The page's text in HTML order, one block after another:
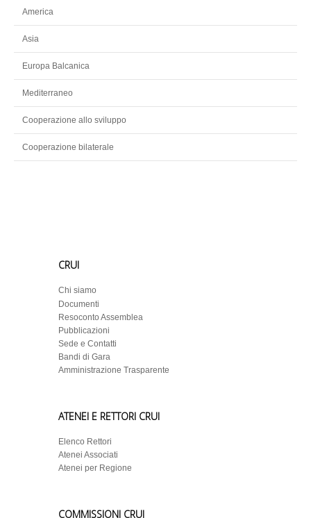
America
Asia
Europa Balcanica
Mediterraneo
Cooperazione allo sviluppo
Cooperazione bilaterale
CRUI
Chi siamo
Documenti
Resoconto Assemblea
Pubblicazioni
Sede e Contatti
Bandi di Gara
Amministrazione Trasparente
ATENEI E RETTORI CRUI
Elenco Rettori
Atenei Associati
Atenei per Regione
COMMISSIONI CRUI